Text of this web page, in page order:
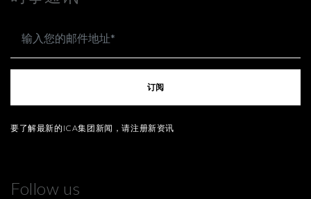
订阅
要了解最新的ICA集团新闻，请注册新资讯
Follow us